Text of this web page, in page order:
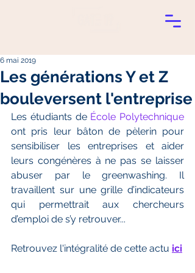
Les générations Y et Z
bouleversent l'entreprise
6 mai 2019
Les étudiants de École Polytechnique
ont pris leur bâton de pèlerin pour
sensibiliser les entreprises et aider
leurs congénères à ne pas se laisser
abuser par le greenwashing. Il
travaillent sur une grille d’indicateurs
qui permettrait aux chercheurs
d’emploi de s’y retrouver...
Retrouvez l'intégralité de cette actu ici